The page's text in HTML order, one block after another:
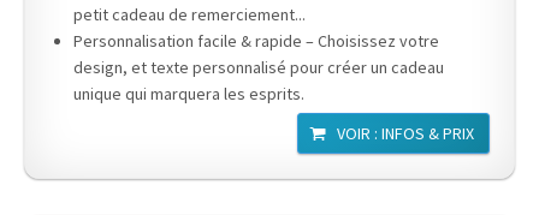
petit cadeau de remerciement...
Personnalisation facile & rapide – Choisissez votre
design, et texte personnalisé pour créer un cadeau
unique qui marquera les esprits.
VOIR : INFOS & PRIX